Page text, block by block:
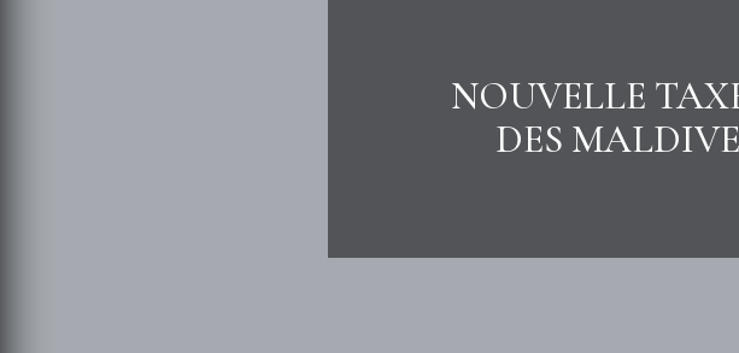
NOUVELLE
DES